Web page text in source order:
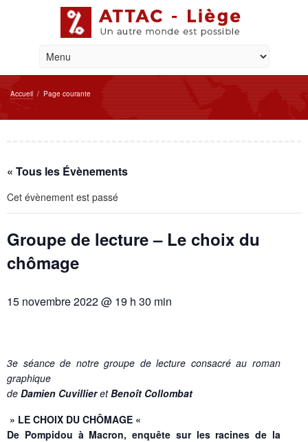
Accueil / Page courante
« Tous les Évènements
Cet évènement est passé
Groupe de lecture – Le choix du
chômage
15 novembre 2022 @ 19 h 30 min
3e séancede notre groupe de lecture consacré au roman
graphique
de Damien CuvillieretBenoît Collombat
» LE CHOIX DU CHÔMAGE «
De Pompidou à Macron, enquête sur les racines de la